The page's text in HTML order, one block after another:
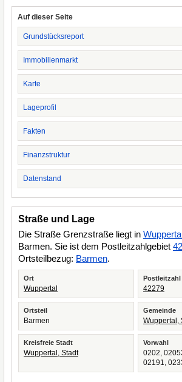
Auf dieser Seite
Grundstücksreport
Immobilienmarkt
Karte
Lageprofil
Fakten
Finanzstruktur
Datenstand
Straße und Lage
Die Straße Grenzstraße liegt in
Barmen. Sie ist dem Postleitzahlgebiet
Ortsteilbezug: Barmen.
Ort
Wuppertal
Postleitzahl
42279
Ortsteil
Barmen
Gemeinde
Wuppertal,
Kreisfreie Stadt
Wuppertal, Stadt
Vorwahl
0202,
02191,